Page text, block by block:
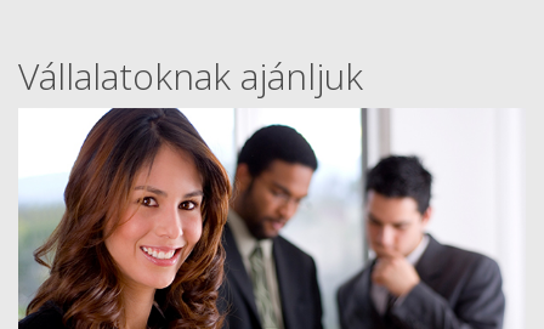
Vállalatoknak ajánljuk